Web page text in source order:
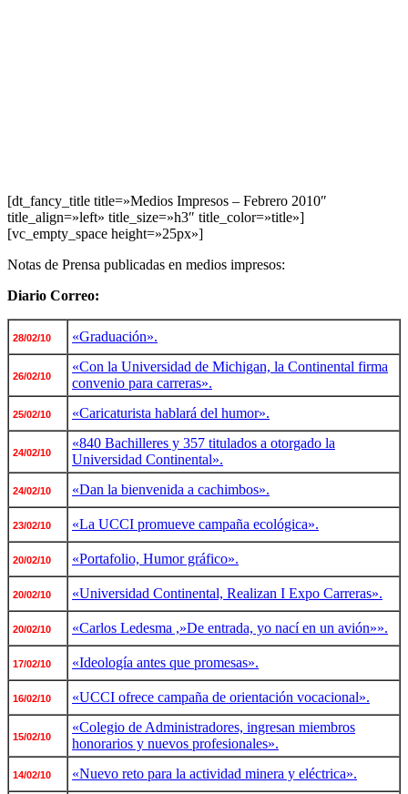
[dt_fancy_title title=»Medios Impresos – Febrero 2010″
title_align=»left» title_size=»h3″ title_color=»title»]
[vc_empty_space height=»25px»]
Notas de Prensa publicadas en medios impresos:
Diario Correo:
28/02/10 «Graduación».
26/02/10
«Con la Universidad de Michigan, la Continental firma
convenio para carreras».
25/02/10 «Caricaturista hablará del humor».
24/02/10
«840 Bachilleres y 357 titulados a otorgado la
Universidad Continental».
24/02/10 «Dan la bienvenida a cachimbos».
23/02/10 «La UCCI promueve campaña ecológica».
20/02/10 «Portafolio, Humor gráfico».
20/02/10 «Universidad Continental, Realizan I Expo Carreras».
20/02/10 «Carlos Ledesma ,»De entrada, yo nací en un avión»».
17/02/10 «Ideología antes que promesas».
16/02/10 «UCCI ofrece campaña de orientación vocacional».
15/02/10
«Colegio de Administradores, ingresan miembros
honorarios y nuevos profesionales».
14/02/10 «Nuevo reto para la actividad minera y eléctrica».